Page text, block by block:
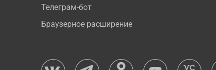
Телеграм-бот
Браузерное расширение